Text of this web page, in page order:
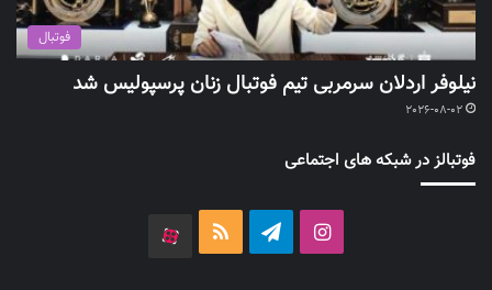
فوتبال
نیلوفر اردلان سرمربی تیم فوتبال زنان پرسپولیس شد
2026-08-02
فوتبالز در شبکه های اجتماعی
اینستاگرامتلگرام خوراک